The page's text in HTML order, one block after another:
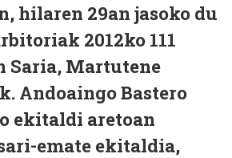
hilaren 29an jasoko du
2012ko 111
Saria, Martutene
Andoaingo Bastero
ekitaldi aretoan
emate ekitaldia,